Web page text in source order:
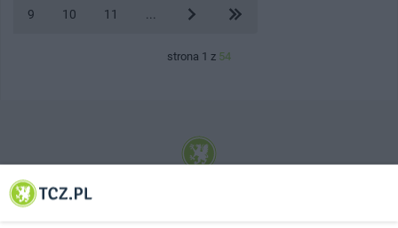
9 10 11
strona 1 z 54
© 2001-2026 Tczew - TCZ.PL Sp. z o.o. Internetowy Serwis Informacyjny Miasta